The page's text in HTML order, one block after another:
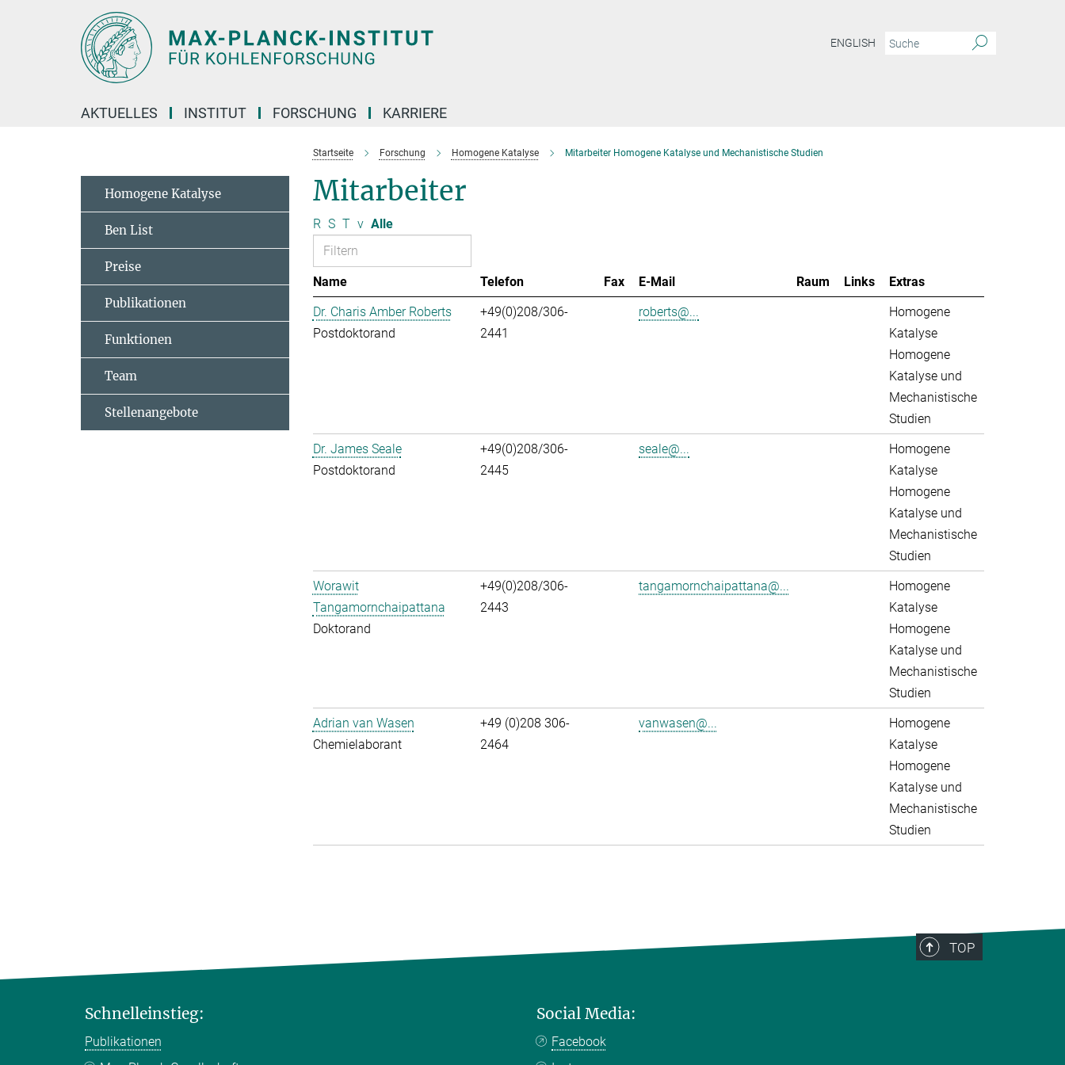
ENGLISH
AKTUELLES INSTITUT FORSCHUNG KARRIERE
Startseite Forschung Homogene Katalyse Mitarbeiter Homogene Katalyse und Mechanistische Studien
Mitarbeiter
R S T v Alle
Name Telefon Fax E-Mail Raum Links
Extras
Dr. Charis Amber Roberts
Postdoktorand
+49(0)208/306-
2441
roberts@...
Homogene
Katalyse
Homogene
Katalyse und
Mechanistische
Studien
Dr. James Seale
Postdoktorand
+49(0)208/306-
2445
seale@...
Homogene
Katalyse
Homogene
Katalyse und
Mechanistische
Studien
Worawit
Tangamornchaipattana
Doktorand
+49(0)208/306-
2443
tangamornchaipattana@...
Homogene
Katalyse
Homogene
Katalyse und
Mechanistische
Studien
Adrian van Wasen
Chemielaborant
+49 (0)208 306-
2464
vanwasen@...
Homogene
Katalyse
Homogene
Katalyse und
Mechanistische
Studien
Homogene Katalyse
Ben List
Preise
Publikationen
Funktionen
Team
Stellenangebote
TOP
Schnelleinstieg:
Publikationen
Social Media:
Facebook